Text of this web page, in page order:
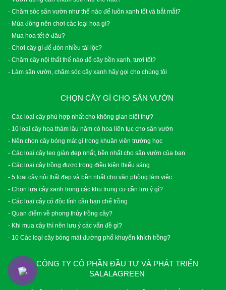
- Chăm sóc sân vườn như thế nào để luôn xanh tốt và bắt mắt?
- Mùa đông nên chơi các loại hoa gì?
- Mua hoa tết ở đâu?
- Chơi cây gì để đón nhiều tài lộc?
- Chăm cây nội thất thế nào để cây bền xanh, tươi tốt?
- Làm sân vườn, chăm sóc cây xanh hãy gọi cho chúng tôi
CHỌN CÂY GÌ CHO SÂN VƯỜN
- Các loại cây phù hợp nhất cho không gian biệt thự?
- 10 loại cây hoa thảm lâu năm có hoa liên tục cho sân vườn
- Nên chọn cây bóng mát gì trong khuân viên trường học
- Các loại cây leo giàn đẹp nhất, bền nhất cho sân vườn của bạn
- Các loại cây trồng được trong điều kiện thiếu sáng
- 5 loại cây nội thất đẹp và bền nhất cho văn phòng làm việc
- Chọn lựa cây xanh trong các khu trung cư cần lưu ý gì?
- Các loại cây có độc tính cần hạn chế trồng
- Quan điểm về phong thủy trồng cây?
- Khi mua cây thì nên lưu ý các vấn đề gì?
- 10 Các loại cây bóng mát đường phố khuyến khích trồng?
CÔNG TY CỔ PHẦN ĐẦU TƯ VÀ PHÁT TRIỂN
SALALAGREEN